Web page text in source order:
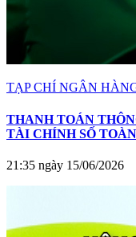
TẠP CHÍ NGÂN
THANH TOÁN
TÀI CHÍNH SỐ
21:35 ngày 15/06/2026